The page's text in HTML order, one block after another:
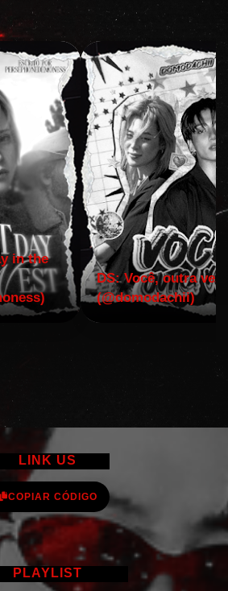
in the
DS: Você, outra vez!
(@domodachii)
LINK US
COPIAR CÓDIGO
PLAYLIST